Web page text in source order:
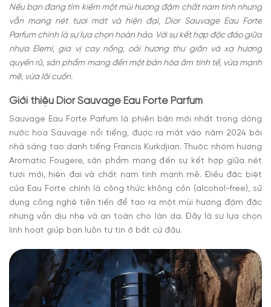
Nếu bạn đang tìm kiếm một mùi hương đậm chất nam tính nhưng
vẫn mang nét tươi mát và hiện đại, Dior Sauvage Eau Forte
Parfum chính là sự lựa chọn hoàn hảo. Với sự kết hợp độc đáo giữa
nhựa Elemi, gia vị cay nồng, oải hương thư giãn và xạ hương
quyến rũ, sản phẩm mang đến một bản hòa âm tinh tế, vừa mạnh
mẽ, vừa lôi cuốn.
Giới thiệu Dior Sauvage Eau Forte Parfum
Sauvage Eau Forte Parfum là phiên bản mới nhất trong dòng
nước hoa Sauvage nổi tiếng, được ra mắt vào năm 2024 bởi
nhà sáng tạo danh tiếng Francis Kurkdjian. Thuộc nhóm hương
Aromatic Fougere, sản phẩm mang đến sự kết hợp giữa nét
tươi mới, hiện đại và chất nam tính mạnh mẽ. Điều đặc biệt
của Eau Forte chính là công thức không cồn (alcohol-free), sử
dụng công nghệ tiên tiến để tạo ra một mùi hương đậm đặc
nhưng vẫn dịu nhẹ và an toàn cho làn da. Đây là sự lựa chọn
linh hoạt giúp bạn luôn tự tin ở bất cứ đâu.